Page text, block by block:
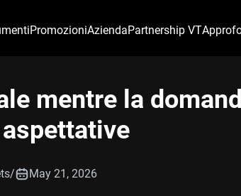
PromozioniAziendaPartnership VT
mentre la
/ May 21, 2026